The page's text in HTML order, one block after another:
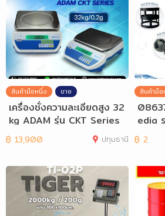
สินค้ามือหนึ่ง ขาย
เครื่องชั่งความละเอียดสูง 32
kg ADAM รุ่น CKT Series
฿ 13,900 ปทุมธานี
สินค้ามื
edia
บระบบ
฿ 2